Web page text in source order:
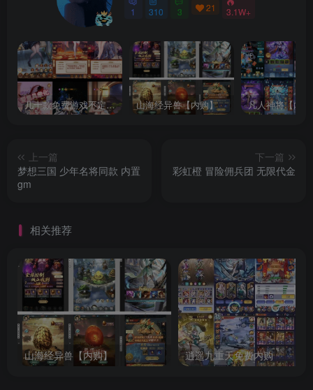
1 310 3 21 3.1W+
几十款免费游戏不定时更新自行测试 山海经异兽【内购】 凡人神将【内
上一篇
梦想三国 少年名将同款 内置
gm
下一篇
彩虹橙 冒险佣兵团 无限代金
相关推荐
山海经异兽【内购】 逍遥九重天免费内购